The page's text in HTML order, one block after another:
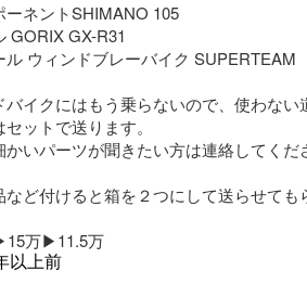
ーネントSHIMANO 105
GORIX GX-R31
ル ウィンドブレーバイク SUPERTEAM
バイクにはもう乗らないので、使わない
ットで送ります。
かいパーツが聞きたい方は連絡してくだ
など付けると箱を２つにして送らせても
万▶︎11.5万
以上前